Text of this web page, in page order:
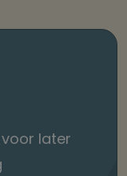
later